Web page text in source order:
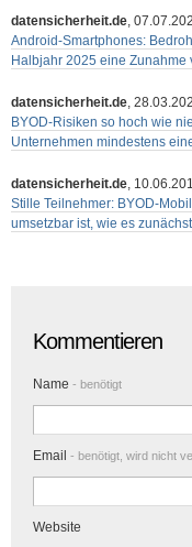
datensicherheit.de,
Android-Smartphones:
Halbjahr 2025 eine Zunahme
datensicherheit.de,
BYOD-Risiken so hoch wie
Unternehmen mindestens
datensicherheit.de,
Stille Teilnehmer: BYOD-
umsetzbar ist, wie es
Kommentieren
Name - benötigt
Email - benötigt, wird nicht
Website